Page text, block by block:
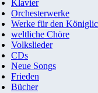
Klavier
Orchesterwerke
Werke für den
weltliche Chöre
Volkslieder
CDs
Neue Songs
Frieden
Bücher